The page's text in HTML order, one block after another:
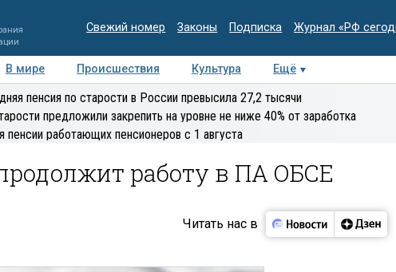
Свежий номер Законы Подписка Журнал «РФ
В мире Происшествия Культура Ещё
Медиацентр Интервью Колумнисты
экспертиза
пенсия по старости в России превысила 27,2 тысячи
предложили закрепить на уровне не ниже 40% от заработка
пенсии работающих пенсионеров с 1 августа
работу в ПА ОБСЕ
Читать нас в